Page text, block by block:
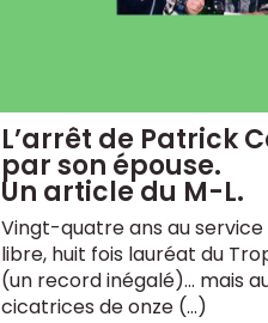
L’arrêt de Patrick
par son épouse.
Un article du M-L.
Vingt-quatre ans au service
libre, huit fois lauréat du
(un record inégalé)... mais
cicatrices de onze (…)